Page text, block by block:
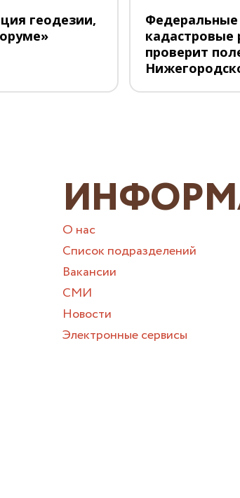
геодезии,
кадастровые
проверит
О нас
Список подразделений
Вакансии
СМИ
Новости
Электронные сервисы